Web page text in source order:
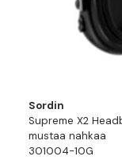
Sordin
Supreme X2
mustaa nahkaa
301004-10G